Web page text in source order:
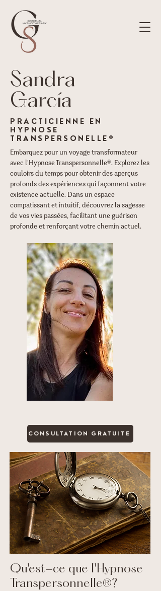
Sandra
García
PRACTICIENNE EN
HYPNOSE
TRANSPERSONELLE®
Embarquez pour un voyage transformateur
avec l'Hypnose Transpersonnelle®. Explorez les
couloirs du temps pour obtenir des aperçus
profonds des expériences qui façonnent votre
existence actuelle. Dans un espace
compatissant et intuitif, découvrez la sagesse
de vos vies passées, facilitant une guérison
profonde et renforçant votre chemin actuel.
CONSULTATION GRATUITE
Qu'est-ce que l'Hypnose
Transpersonnelle®?